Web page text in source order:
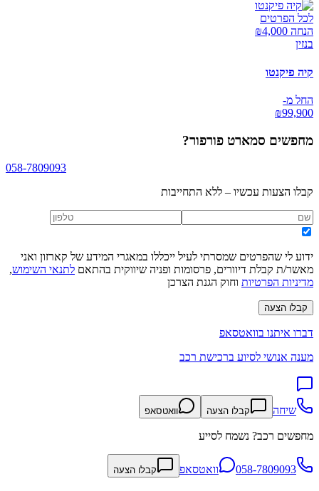
לכל הפרטים
הנחה ₪ 4,000
בנזין
קיה פיקנטו
החל מ-
₪99,900
מחפשים סמארט פורפור?
058-7809093
קבלו הצעות עכשיו – ללא התחייבות
ידוע לי שהפרטים שמסרתי לעיל ייכללו במאגרי המידע של קארזון ואני
מאשר/ת קבלת דיוורים, פרסומות ופניה שיווקית בהתאם לתנאי השימוש,
מדיניות הפרטיות וחוק הגנת הצרכן
קבלו הצעה
דברו איתנו בוואטסאפ
מענה אנושי לסיוע ברכישת רכב
שיחה קבלו הצעה וואטסאפ
מחפשים רכב? נשמח לסייע
058-7809093 וואטסאפ קבלו הצעה